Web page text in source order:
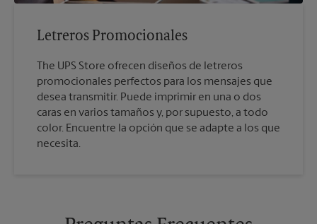
Letreros Promocionales
The UPS Store ofrecen diseños de letreros
promocionales perfectos para los mensajes que
desea transmitir. Puede imprimir en una o dos
caras en varios tamaños y, por supuesto, a todo
color. Encuentre la opción que se adapte a los que
necesita.